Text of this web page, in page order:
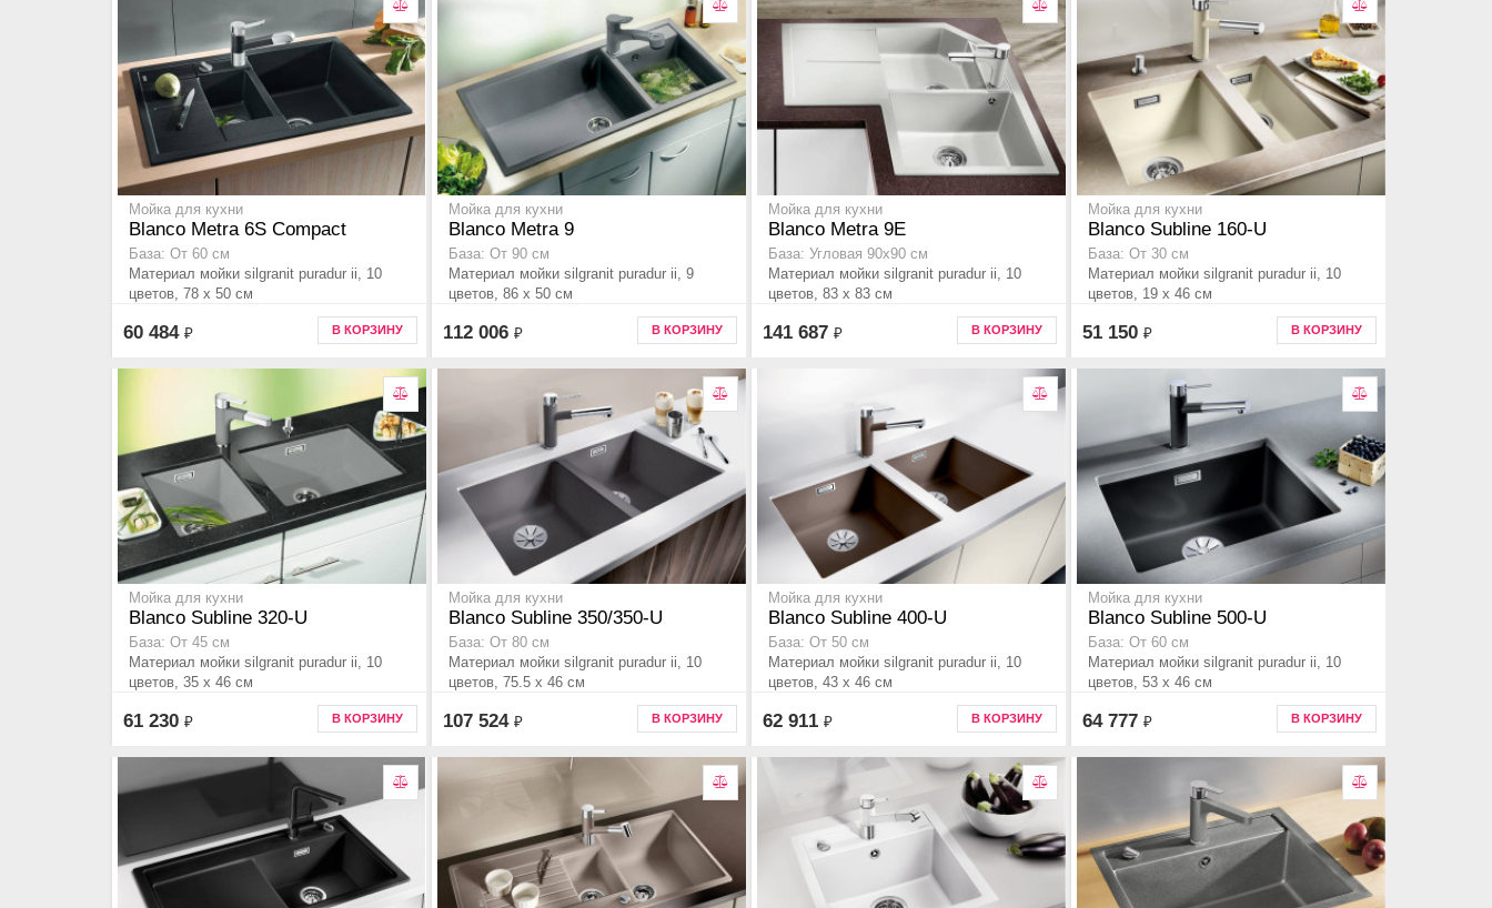
Мойка для кухни
Blanco Metra 6S Compact
База: От 60 см
Материал мойки silgranit puradur ii, 10
цветов, 78 x 50 см
60 484 ₽ В КОРЗИНУ
Мойка для кухни
Blanco Metra 9
База: От 90 см
Материал мойки silgranit puradur ii, 9
цветов, 86 x 50 см
112 006 ₽ В КОРЗИНУ
Мойка для кухни
Blanco Metra 9E
База: Угловая 90x90 см
Материал мойки silgranit puradur ii, 10
цветов, 83 x 83 см
141 687 ₽ В КОРЗИНУ
Мойка для кухни
Blanco Subline 160-U
База: От 30 см
Материал мойки silgranit puradur ii, 10
цветов, 19 x 46 см
51 150 ₽ В КОРЗИНУ
Мойка для кухни
Blanco Subline 320-U
База: От 45 см
Материал мойки silgranit puradur ii, 10
цветов, 35 x 46 см
61 230 ₽ В КОРЗИНУ
Мойка для кухни
Blanco Subline 350/350-U
База: От 80 см
Материал мойки silgranit puradur ii, 10
цветов, 75.5 x 46 см
107 524 ₽ В КОРЗИНУ
Мойка для кухни
Blanco Subline 400-U
База: От 50 см
Материал мойки silgranit puradur ii, 10
цветов, 43 x 46 см
62 911 ₽ В КОРЗИНУ
Мойка для кухни
Blanco Subline 500-U
База: От 60 см
Материал мойки silgranit puradur ii, 10
цветов, 53 x 46 см
64 777 ₽ В КОРЗИНУ